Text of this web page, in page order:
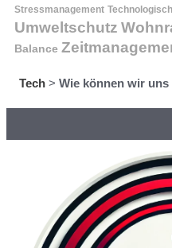
Stressmanagement
Umweltschutz
Balance
Tech> Wie können wir